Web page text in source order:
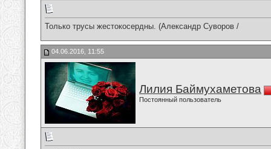
Только трусы жестокосердны. (Александр Суворов /
04.06.2016, 11:55
Лилия Баймухаметова
Постоянный пользователь